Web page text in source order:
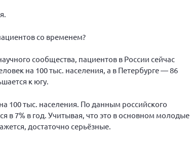
со временем?
сообщества, пациентов в России сейчас
на 100 тыс. населения, а в Петербурге — 86
к югу.
100 тыс. населения. По данным российского
в 7% в год. Учитывая, что это в основном молодые
достаточно серьёзные.